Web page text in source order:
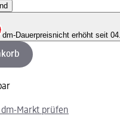
dm-Dauerpreisnicht erhöht seit
Markt prüfen